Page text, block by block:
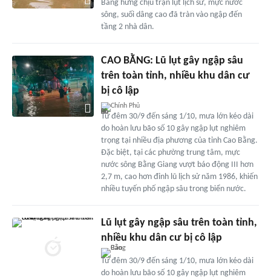
Bằng hứng chịu trận lụt lịch sử, mực nước
sông, suối dâng cao đã tràn vào ngập đến
tầng 2 nhà dân.
CAO BẰNG: Lũ lụt gây ngập sâu
trên toàn tỉnh, nhiều khu dân cư
bị cô lập
Chính Phủ
Từ đêm 30/9 đến sáng 1/10, mưa lớn kéo dài
do hoàn lưu bão số 10 gây ngập lụt nghiêm
trọng tại nhiều địa phương của tỉnh Cao Bằng.
Đặc biệt, tại các phường trung tâm, mực
nước sông Bằng Giang vượt báo động III hơn
2,7 m, cao hơn đỉnh lũ lịch sử năm 1986, khiến
nhiều tuyến phố ngập sâu trong biển nước.
Lũ lụt gây ngập sâu trên toàn tỉnh,
nhiều khu dân cư bị cô lập
Từ đêm 30/9 đến sáng 1/10, mưa lớn kéo dài
do hoàn lưu bão số 10 gây ngập lụt nghiêm